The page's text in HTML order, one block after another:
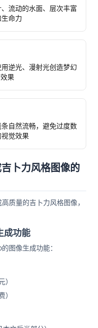
流动的水面、层次丰富
命力
逆光、漫射光创造梦幻
果
自然流畅，避免过度数
觉效果
吉卜力风格图像的
质量的吉卜力风格图像，
成功能
图像生成功能：